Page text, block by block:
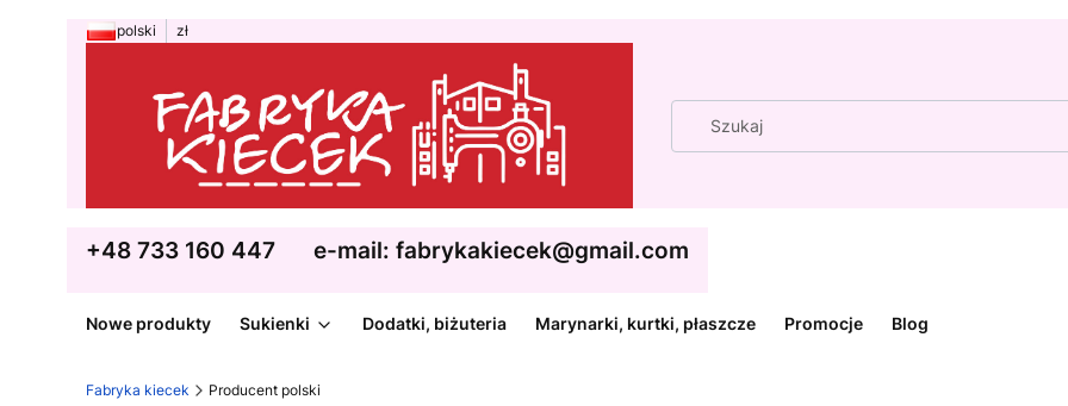
polski zł
+48 733 160 447 e-mail: fabrykakiecek@gmail.com
Nowe produkty Sukienki Dodatki, biżuteria Marynarki, kurtki, płaszcze Promocje Blog
Fabryka kiecek Producent polski